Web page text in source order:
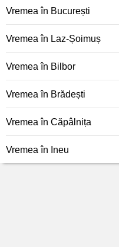
Vremea în București
Vremea în Laz-Șoimuș
Vremea în Bilbor
Vremea în Brădești
Vremea în Căpâlnița
Vremea în Ineu